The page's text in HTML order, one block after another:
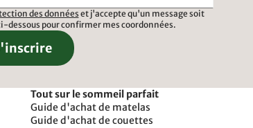
des donnéeset j'accepte qu'un message soit
dessous pour confirmer mes coordonnées.
Tout sur le sommeil parfait
Guide d'achat de matelas
Guide d'achat de couettes